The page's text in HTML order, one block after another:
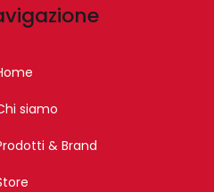
siamo
& Brand